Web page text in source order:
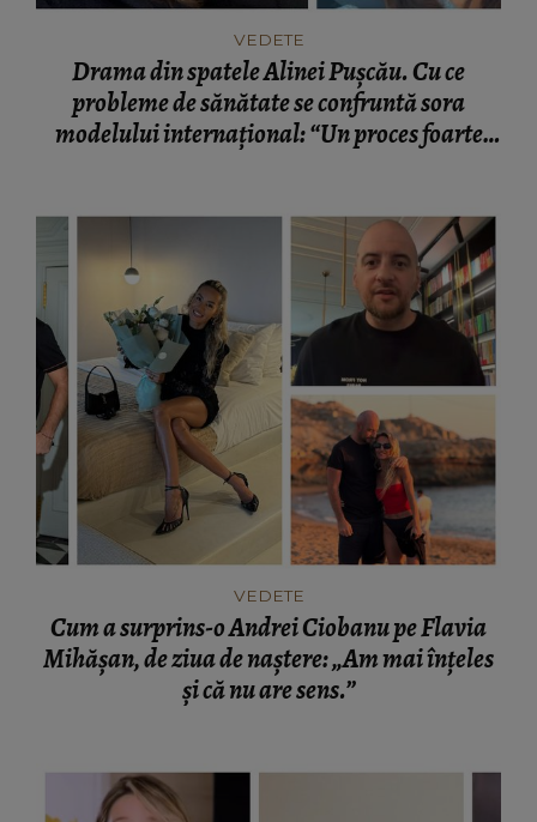
VEDETE
Drama din spatele Alinei Pușcău. Cu ce
probleme de sănătate se confruntă sora
modelului internațional: “Un proces foarte
VEDETE
Cum a surprins-o Andrei Ciobanu pe Flavia
Mihășan, de ziua de naștere: „Am mai înțeles
și că nu are sens.”